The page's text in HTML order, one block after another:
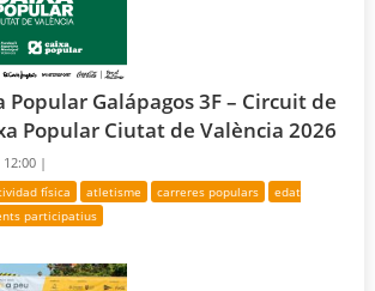
Popular Galápagos 3F – Circuit de
Popular Ciutat de València 2026
12:00 |
física atletisme carreres populars
edat
participatius